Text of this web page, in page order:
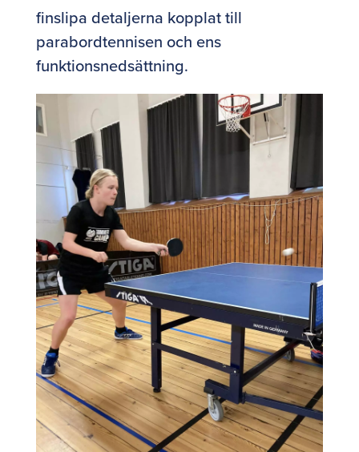
finslipa detaljerna kopplat till
parabordtennisen och ens
funktionsnedsättning.